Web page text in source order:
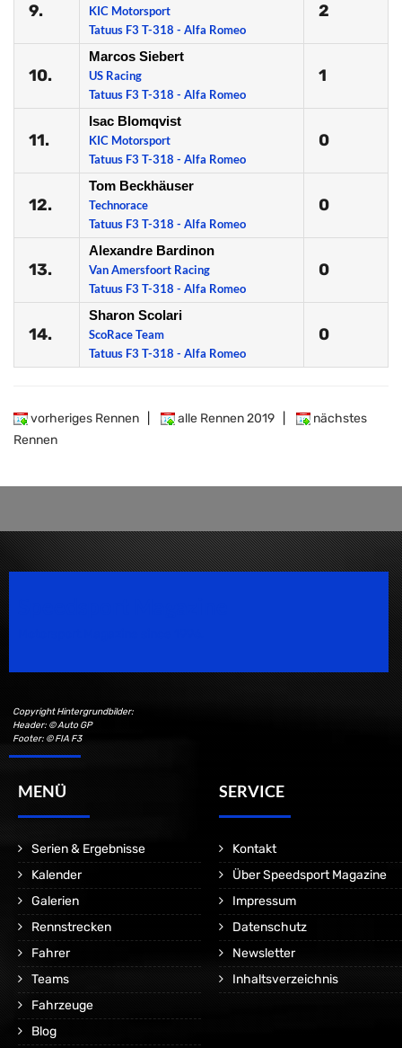
9.
KIC Motorsport
Tatuus F3 T-318 - Alfa Romeo
2
10.
Marcos Siebert
US Racing
Tatuus F3 T-318 - Alfa Romeo
1
11.
Isac Blomqvist
KIC Motorsport
Tatuus F3 T-318 - Alfa Romeo
0
12.
Tom Beckhäuser
Technorace
Tatuus F3 T-318 - Alfa Romeo
0
13.
Alexandre Bardinon
Van Amersfoort Racing
Tatuus F3 T-318 - Alfa Romeo
0
14.
Sharon Scolari
ScoRace Team
Tatuus F3 T-318 - Alfa Romeo
0
vorheriges Rennen alle Rennen 2019
nächstes
Rennen
Copyright Hintergrundbilder:
Header: © Auto GP
Footer: © FIA F3
MENÜ
Serien & Ergebnisse
Kalender
Galerien
Rennstrecken
Fahrer
Teams
Fahrzeuge
Blog
SERVICE
Kontakt
Über Speedsport Magazine
Impressum
Datenschutz
Newsletter
Inhaltsverzeichnis